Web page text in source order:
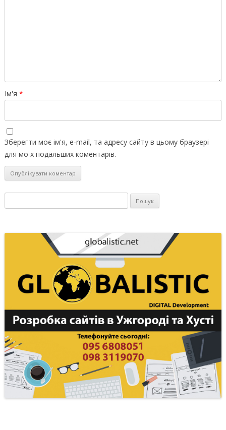
Ім'я *
Зберегти моє ім'я, e-mail, та адресу сайту в цьому браузері
для моїх подальших коментарів.